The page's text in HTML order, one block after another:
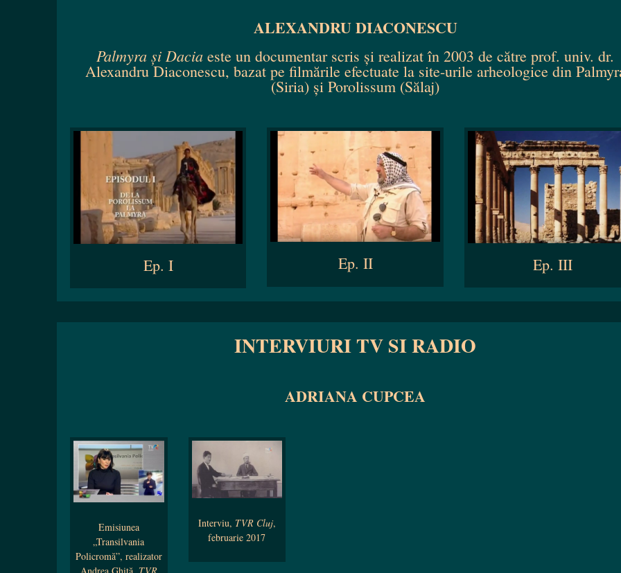
ALEXANDRU DIACONESCU
Palmyra și Dacia este un documentar scris și realizat în 2003 de către prof. univ. dr.
Alexandru Diaconescu, bazat pe filmările efectuate la site-urile arheologice din
(Siria) și Porolissum (Sălaj)
Ep. I Ep. II Ep. III
INTERVIURI TV SI RADIO
ADRIANA CUPCEA
Emisiunea
„Transilvania
Policromă”, realizator
Interviu, TVR Cluj,
februarie 2017